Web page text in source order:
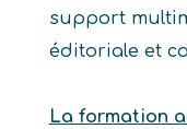
support
éditoriale et
La formation